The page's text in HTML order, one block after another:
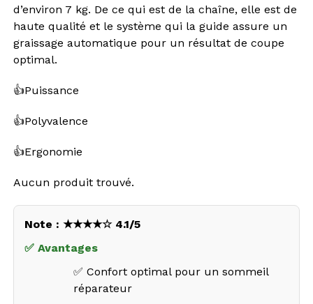
d’environ 7 kg. De ce qui est de la chaîne, elle est de
haute qualité et le système qui la guide assure un
graissage automatique pour un résultat de coupe
optimal.
👍Puissance
👍Polyvalence
👍Ergonomie
Aucun produit trouvé.
Note : ★★★★☆ 4.1/5
✅ Avantages
✅ Confort optimal pour un sommeil
réparateur